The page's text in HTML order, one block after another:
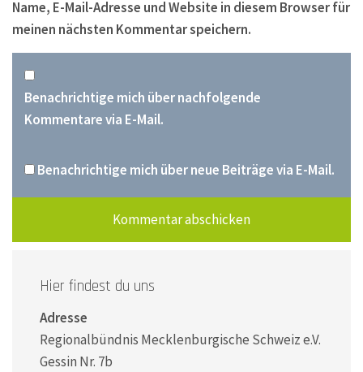
Name, E-Mail-Adresse und Website in diesem Browser für
meinen nächsten Kommentar speichern.
Benachrichtige mich über nachfolgende
Kommentare via E-Mail.
Benachrichtige mich über neue Beiträge via E-Mail.
Hier findest du uns
Adresse
Regionalbündnis Mecklenburgische Schweiz e.V.
Gessin Nr. 7b